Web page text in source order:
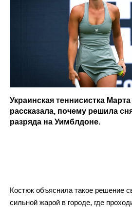
Украинская теннисистка
рассказала, почему решила
разряда на Уимблдоне.
Костюк объяснила такое решение
сильной жарой в городе, где